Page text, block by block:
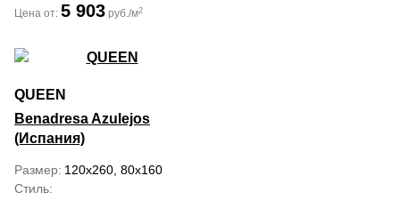
Цена от: 5 903 руб./м2
QUEEN
Benadresa Azulejos
(Испания)
Размер 120x260, 80x160
Стиль